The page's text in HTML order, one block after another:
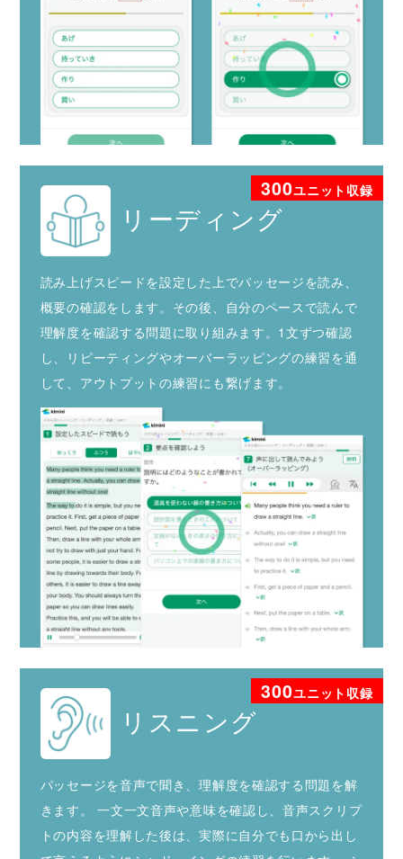
300ユニット収録
リーディング
読み上げスピードを設定した上でパッセージを読み、
概要の確認をします。その後、自分のペースで読んで
理解度を確認する問題に取り組みます。1文ずつ確認
し、リピーティングやオーバーラッピングの練習を通
して、アウトプットの練習にも繋げます。
300ユニット収録
リスニング
パッセージを音声で聞き、理解度を確認する問題を解
きます。
一文一文音声や意味を確認し、音声スクリプ
トの内容を理解した後は、実際に自分でも口から出し